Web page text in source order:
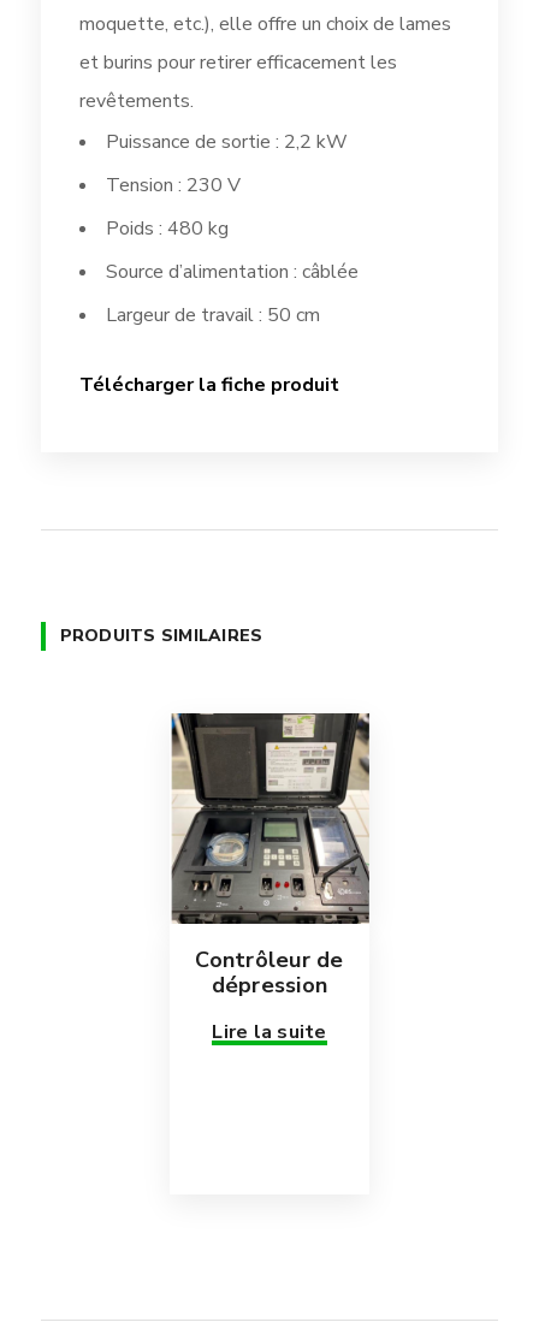
moquette, etc.), elle offre un choix de lames
et burins pour retirer efficacement les
revêtements.
Puissance de sortie : 2,2 kW
Tension : 230 V
Poids : 480 kg
Source d’alimentation : câblée
Largeur de travail : 50 cm
Télécharger la fiche produit
PRODUITS SIMILAIRES
Contrôleur de
dépression
Lire la suite